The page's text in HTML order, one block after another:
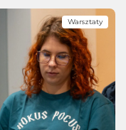
Warsztaty